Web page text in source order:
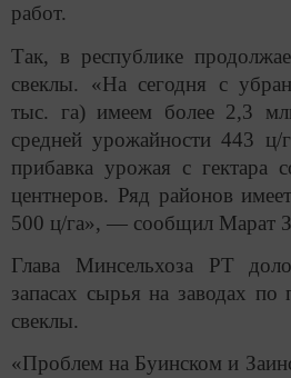
работ.
Так, в республике
свеклы. «На сегодня с
тыс. га) имеем более 2,3
средней урожайности 443
прибавка урожая с гектара
центнеров. Ряд районов
500 ц/га», — сообщил Марат
Глава Минсельхоза РТ
запасах сырья на заводах по
свеклы.
«Проблем на Буинском и